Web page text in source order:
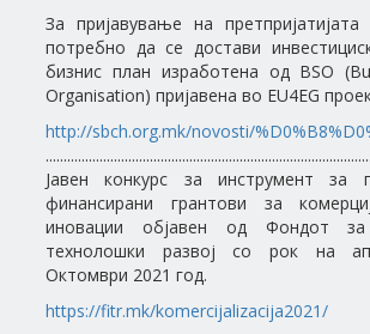
За пријавување на
потребно да се достави
бизнис план изработена од BSO
Organisation) пријавена во EU4EG
http://sbch.org.mk/novosti/
Јавен конкурс за инструмент за
финансирани грантови за
иновации објавен од Фондот
технолошки развој со рок на
Октомври 2021 год.
https://fitr.mk/komercijalizacija2021/